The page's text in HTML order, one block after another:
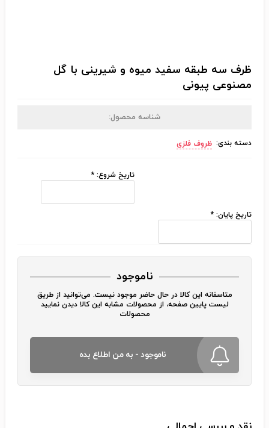
ظرف سه طبقه سفید میوه و شیرینی با گل
مصنوعی پیونی
شناسه محصول:
دسته بندی: ظروف فلزی
تاریخ شروع: *
تاریخ پایان: *
ناموجود
متاسفانه این کالا در حال حاضر موجود نیست. می‌توانید از طریق
لیست پایین صفحه، از محصولات مشابه این کالا دیدن نمایید
محصولات
ناموجود - به من اطلاع بده